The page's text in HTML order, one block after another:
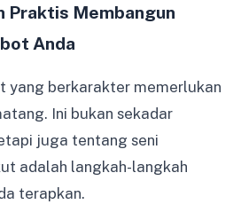
Praktis Membangun
Anda
yang berkarakter memerlukan
Ini bukan sekadar
juga tentang seni
adalah langkah-langkah
terapkan.